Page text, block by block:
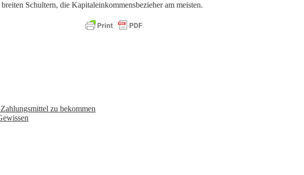
Schultern, die Kapitaleinkommensbezieher am meisten.
zu bekommen